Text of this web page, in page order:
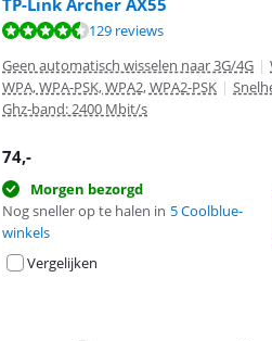
TP-Link Archer AX55
Beoordeling is 9,1 van de 10, gebaseerd
129 reviews
Geen automatisch wisselen naar 3G/4G |
WPA, WPA-PSK, WPA2, WPA2-PSK |
Ghz-band: 2400 Mbit/s
74,-
Morgen bezorgd
Nog sneller op te halen in 5 Coolblue-
winkels
Vergelijken
Beoordeling is 8,7 van de 10, gebaseerd op
Beoordeling is 8,8 van de 10, gebaseerd op